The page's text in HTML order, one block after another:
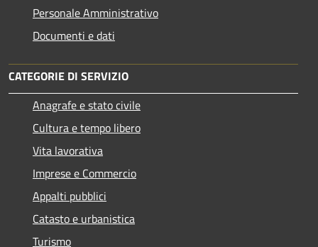
Personale Amministrativo
Documenti e dati
CATEGORIE DI SERVIZIO
Anagrafe e stato civile
Cultura e tempo libero
Vita lavorativa
Imprese e Commercio
Appalti pubblici
Catasto e urbanistica
Turismo